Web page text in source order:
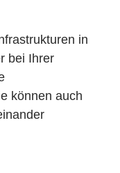
in
bei Ihrer
können auch